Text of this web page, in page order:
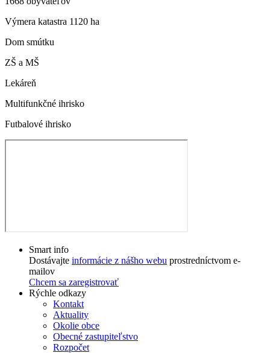
Výmera katastra 1120 ha
Dom smútku
ZŠ a MŠ
Lekáreň
Multifunkčné ihrisko
Futbalové ihrisko
Smart info
Dostávajte informácie z nášho webu prostredníctvom e-
mailov
Chcem sa zaregistrovať
Rýchle odkazy
Kontakt
Aktuality
Okolie obce
Obecné zastupiteľstvo
Rozpočet